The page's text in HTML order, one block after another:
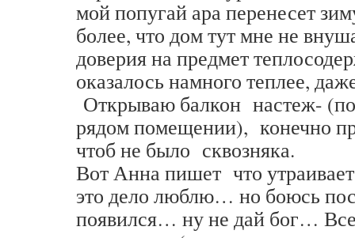
мой попугай ара перенесет
более, что дом тут мне не
доверия на предмет
оказалось намного теплее,
Открываю балкон настеж-
рядом помещении), конечно
чтоб не было сквозняка.
Вот Анна пишет что
это дело люблю… но боюсь
появился… ну не дай бог…